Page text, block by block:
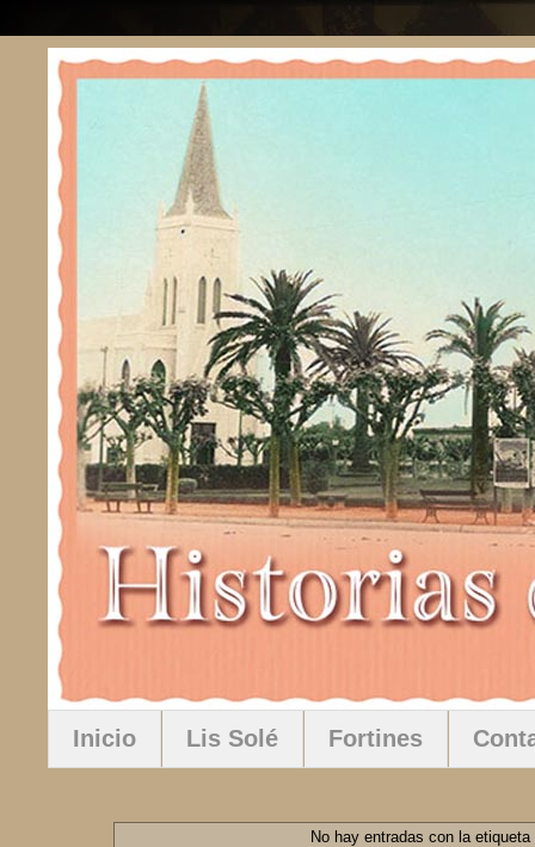
Inicio Lis Solé Fortines
No hay entradas con la etiqueta